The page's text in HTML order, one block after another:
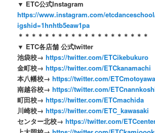
▼ ETC公式Instagram
https://www.instagram.com/
igshid=1hnhtb5eaw1pa
＊＊＊＊＊＊＊＊＊＊＊＊＊＊＊＊＊＊＊＊
▼ ETC各店舗 公式twitter
池袋校→https://twitter.com/ETCikebukuro
金町校→https://twitter.com/ETCkanamachi
本八幡校→https://twitter.com/
南越谷校→https://twitter.com/
町田校→https://twitter.com/ETCmachida
川崎校→https://twitter.com/ETC_kawasaki
センター北校→https://twitter.com/